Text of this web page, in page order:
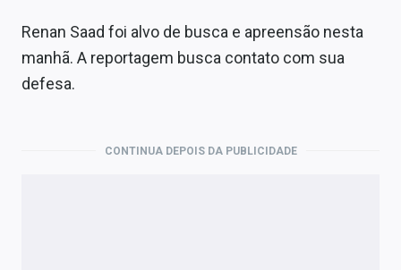
Renan Saad foi alvo de busca e apreensão nesta
manhã. A reportagem busca contato com sua
defesa.
CONTINUA DEPOIS DA PUBLICIDADE